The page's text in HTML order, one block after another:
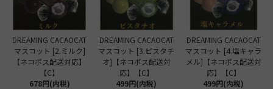
DREAMING CACAOCAT
マスコット [2.ミルク]
【ネコポス配送対応】
【C】
678円(内税)
DREAMING CACAOCAT
マスコット [3.ピスタチ
オ]【ネコポス配送対
応】【C】
499円(内税)
DREAMING CACAOCAT
マスコット [4.塩キャラ
メル]【ネコポス配送対
応】【C】
499円(内税)